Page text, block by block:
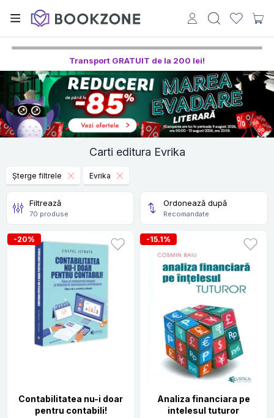
Transport GRATUIT de la 200 lei!
Carti editura Evrika
Șterge filtrele Evrika
Filtrează
70 produse
Ordonează după
Recomandate
-20%
Contabilitatea nu-i doar
pentru contabili!
-15.1%
Analiza financiara pe
intelesul tuturor